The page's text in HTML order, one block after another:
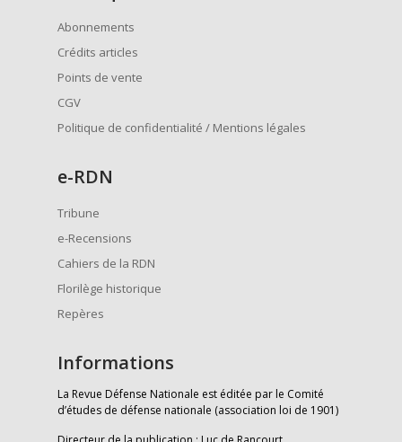
Abonnements
Crédits articles
Points de vente
CGV
Politique de confidentialité / Mentions légales
e-RDN
Tribune
e-Recensions
Cahiers de la RDN
Florilège historique
Repères
Informations
La Revue Défense Nationale est éditée par le Comité
d’études de défense nationale (association loi de 1901)